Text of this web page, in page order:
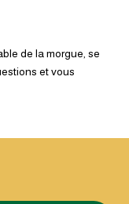
de la morgue, se
et vous